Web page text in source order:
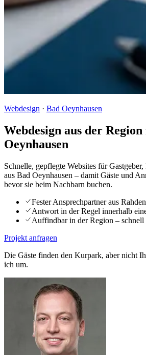
Webdesign · Bad Oeynhausen
Webdesign aus der
Oeynhausen
Schnelle, gepflegte Websites für
aus Bad Oeynhausen – damit Gäste und
bevor sie beim Nachbarn buchen.
Fester Ansprechpartner aus
Antwort in der Regel innerhalb
Auffindbar in der Region –
Projekt anfragen
Die Gäste finden den Kurpark, aber nicht
ich um.